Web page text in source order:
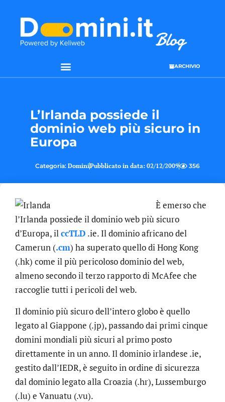
ARCHIVIO
L’Irlanda possiede il
dominio web più sicuro in
Europa
Categoria: DominiPubblicato in data: 02/12/2009 356
È emerso che
l’Irlanda possiede il dominio web più sicuro
d’Europa, ilccTLD .ie. Il dominio africano del
Camerun (.cm) ha superato quello di Hong Kong
(.hk) come il più pericoloso dominio del web,
almeno secondo il terzo rapporto di McAfee che
raccoglie tutti i pericoli del web.
Il dominio più sicuro dell’intero globo è quello
legato al Giappone (.jp), passando dai primi cinque
domini mondiali più sicuri al primo posto
direttamente in un anno. Il dominio irlandese .ie,
gestito dall’IEDR, è seguito in ordine di sicurezza
dal dominio legato alla Croazia (.hr), Lussemburgo
(.lu) e Vanuatu (.vu).